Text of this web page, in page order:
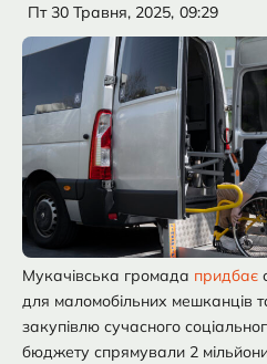
Пт 30 Травня, 2025, 09:29
Мукачівська громада придбає
для маломобільних мешканців
закупівлю сучасного
бюджету спрямували 2